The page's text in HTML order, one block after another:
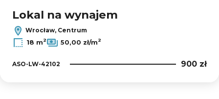
Lokal na wynajem
Wrocław, Centrum
18 m2 50,00 zł/m2
ASO-LW-42102 900 zł